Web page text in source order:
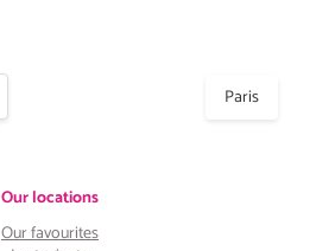
Paris
Our locations
Our favourites